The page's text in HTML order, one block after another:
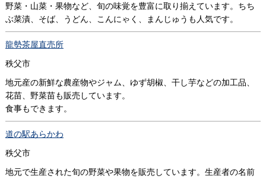
野菜・山菜・果物など、旬の味覚を豊富に取り揃えています。ちち
ぶ菜漬、そば、うどん、こんにゃく、まんじゅうも人気です。
龍勢茶屋直売所
秩父市
地元産の新鮮な農産物やジャム、ゆず胡椒、干し芋などの加工品、
花苗、野菜苗も販売しています。
食事もできます。
道の駅あらかわ
秩父市
地元で生産された旬の野菜や果物を販売しています。生産者の名前